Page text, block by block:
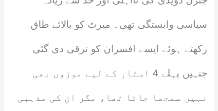
سیاسی وابستگی تھی۔ میرٹ کو بالائے طاق
رکھتے ہوئے ایسے افسران کو ترقی دی گئی
جنہیں پہلے 4 اسٹار کے لیے موزوں بھی
نہیں سمجھا جاتا تھا، مگر ان کی مذہبی